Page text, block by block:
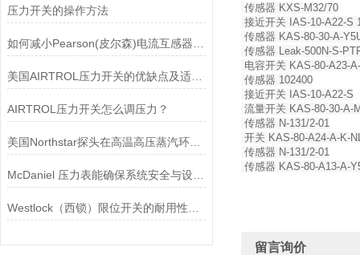
压力开关的操作方法
美国AIRTROL压力开关的优缺点及适用范围讲解
AIRTROL压力开关怎么调压力？
美国Northstar探头在高温高压蒸汽环境下的液位测量可靠性
McDaniel 压力表能确保系统安全与设备寿命延长
传感器 KXS-M32/70
接近开关 IAS-10-A22-S
传感器 KAS-80-30-A-
传感器 Leak-500N-S-
电容开关 KAS-80-A23-
传感器 102400
接近开关 IAS-10-A22-S
流量开关 KAS-80-30-A-
传感器 N-131/2-01
开关 KAS-80-A24-A-K-
传感器 N-131/2-01
传感器 KAS-80-A13-A-
留言询价